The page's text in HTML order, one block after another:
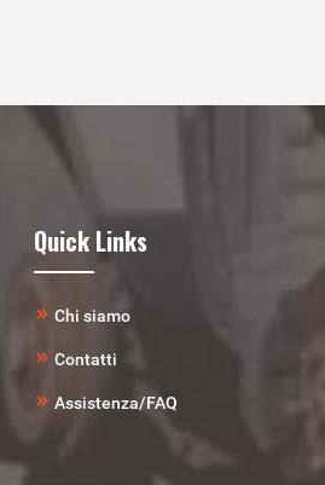
Quick Links
Chi siamo
Contatti
Assistenza/FAQ